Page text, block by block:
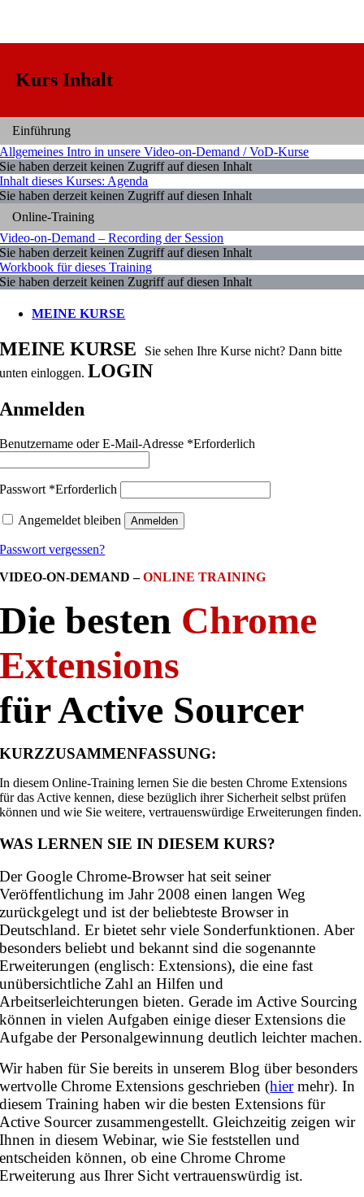
Kurs Inhalt
Einführung
Allgemeines Intro in unsere Video-on-Demand / VoD-Kurse
Sie haben derzeit keinen Zugriff auf diesen Inhalt
Inhalt dieses Kurses: Agenda
Sie haben derzeit keinen Zugriff auf diesen Inhalt
Online-Training
Video-on-Demand – Recording der Session
Sie haben derzeit keinen Zugriff auf diesen Inhalt
Workbook für dieses Training
Sie haben derzeit keinen Zugriff auf diesen Inhalt
MEINE KURSE
MEINE KURSE
Sie sehen Ihre Kurse nicht? Dann bitte
unten einloggen. LOGIN
Anmelden
Benutzername oder E-Mail-Adresse *Erforderlich
Passwort *Erforderlich
Angemeldet bleiben Anmelden
Passwort vergessen?
VIDEO-ON-DEMAND –ONLINE TRAINING
Die besten Chrome
Extensions
für Active Sourcer
KURZZUSAMMENFASSUNG:
In diesem Online-Training lernen Sie die besten Chrome Extensions
für das Active kennen, diese bezüglich ihrer Sicherheit selbst prüfen
können und wie Sie weitere, vertrauenswürdige Erweiterungen finden.
WAS LERNEN SIE IN DIESEM KURS?
Der Google Chrome-Browser hat seit seiner
Veröffentlichung im Jahr 2008 einen langen Weg
zurückgelegt und ist der beliebteste Browser in
Deutschland. Er bietet sehr viele Sonderfunktionen. Aber
besonders beliebt und bekannt sind die sogenannte
Erweiterungen (englisch: Extensions), die eine fast
unübersichtliche Zahl an Hilfen und
Arbeitserleichterungen bieten. Gerade im Active Sourcing
können in vielen Aufgaben einige dieser Extensions die
Aufgabe der Personalgewinnung deutlich leichter machen.
Wir haben für Sie bereits in unserem Blog über besonders
wertvolle Chrome Extensions geschrieben (hiermehr). In
diesem Training haben wir die besten Extensions für
Active Sourcer zusammengestellt. Gleichzeitig zeigen wir
Ihnen in diesem Webinar, wie Sie feststellen und
entscheiden können, ob eine Chrome Chrome
Erweiterung aus Ihrer Sicht vertrauenswürdig ist.